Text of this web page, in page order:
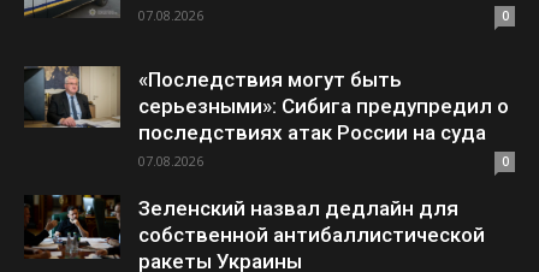
07.08.2026 0
«Последствия могут быть
серьезными»: Сибига предупредил о
последствиях атак России на суда
07.08.2026 0
Зеленский назвал дедлайн для
собственной антибаллистической
ракеты Украины